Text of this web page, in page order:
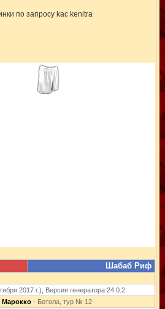
Шабаб Риф
2017 г.), Версия генератора 24.0.2
Марокко - Ботола, тур № 12